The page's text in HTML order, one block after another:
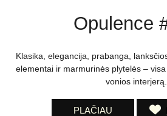
Opulence
Klasika, elegancija, prabanga,
elementai ir marmurinės plytelės –
vonios interjerą.
PLAČIAU